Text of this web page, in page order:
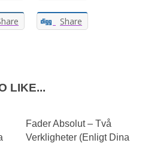
Share
LIKE...
Fader Absolut – Två
Verkligheter (Enligt Dina